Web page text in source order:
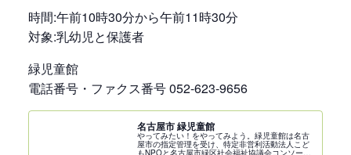
時間:午前10時30分から午前11時30分
対象:乳幼児と保護者
緑児童館
電話番号・ファクス番号 052-623-9656
名古屋市 緑児童館
やってみたい！をやってみよう。緑児童館は名古
屋市の指定管理を受け、特定非営利活動法人こど
もNPOと名古屋市緑区社会福祉協議会コンソーシ